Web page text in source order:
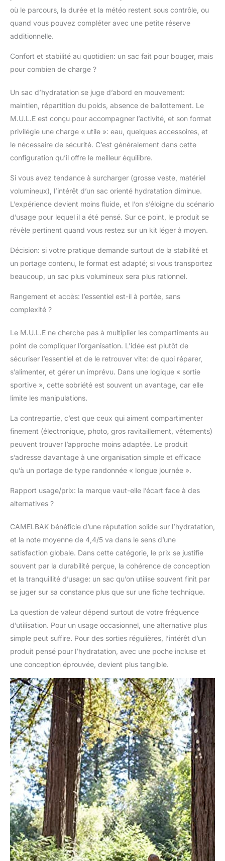
où le parcours, la durée et la météo restent sous contrôle, ou
quand vous pouvez compléter avec une petite réserve
additionnelle.
Confort et stabilité au quotidien: un sac fait pour bouger, mais
pour combien de charge ?
Un sac d’hydratation se juge d’abord en mouvement:
maintien, répartition du poids, absence de ballottement. Le
M.U.L.E est conçu pour accompagner l’activité, et son format
privilégie une charge « utile »: eau, quelques accessoires, et
le nécessaire de sécurité. C’est généralement dans cette
configuration qu’il offre le meilleur équilibre.
Si vous avez tendance à surcharger (grosse veste, matériel
volumineux), l’intérêt d’un sac orienté hydratation diminue.
L’expérience devient moins fluide, et l’on s’éloigne du scénario
d’usage pour lequel il a été pensé. Sur ce point, le produit se
révèle pertinent quand vous restez sur un kit léger à moyen.
Décision: si votre pratique demande surtout de la stabilité et
un portage contenu, le format est adapté; si vous transportez
beaucoup, un sac plus volumineux sera plus rationnel.
Rangement et accès: l’essentiel est-il à portée, sans
complexité ?
Le M.U.L.E ne cherche pas à multiplier les compartiments au
point de compliquer l’organisation. L’idée est plutôt de
sécuriser l’essentiel et de le retrouver vite: de quoi réparer,
s’alimenter, et gérer un imprévu. Dans une logique « sortie
sportive », cette sobriété est souvent un avantage, car elle
limite les manipulations.
La contrepartie, c’est que ceux qui aiment compartimenter
finement (électronique, photo, gros ravitaillement, vêtements)
peuvent trouver l’approche moins adaptée. Le produit
s’adresse davantage à une organisation simple et efficace
qu’à un portage de type randonnée « longue journée ».
Rapport usage/prix: la marque vaut-elle l’écart face à des
alternatives ?
CAMELBAK bénéficie d’une réputation solide sur l’hydratation,
et la note moyenne de 4,4/5 va dans le sens d’une
satisfaction globale. Dans cette catégorie, le prix se justifie
souvent par la durabilité perçue, la cohérence de conception
et la tranquillité d’usage: un sac qu’on utilise souvent finit par
se juger sur sa constance plus que sur une fiche technique.
La question de valeur dépend surtout de votre fréquence
d’utilisation. Pour un usage occasionnel, une alternative plus
simple peut suffire. Pour des sorties régulières, l’intérêt d’un
produit pensé pour l’hydratation, avec une poche incluse et
une conception éprouvée, devient plus tangible.